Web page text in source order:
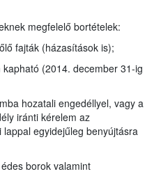
megfelelő bortételek:
fajták (házasítások is);
(2014. december 31-ig
hozatali engedéllyel, vagy a
iránti kérelem az
egyidejűleg benyújtásra
borok valamint